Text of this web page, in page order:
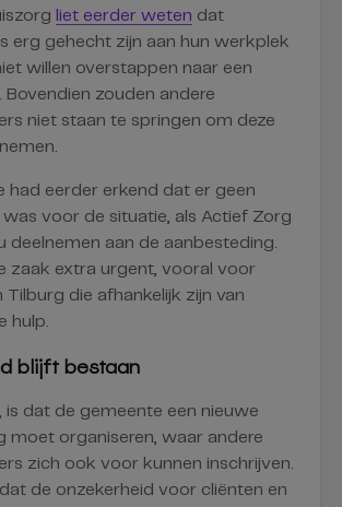
liet eerder weten dat
erg gehecht zijn aan hun werkplek
willen overstappen naar een
Bovendien zouden andere
niet staan te springen om deze
had eerder erkend dat er geen
was voor de situatie, als Actief Zorg
deelnemen aan de aanbesteding.
zaak extra urgent, vooral voor
Tilburg die afhankelijk zijn van
hulp.
blijft bestaan
is dat de gemeente een nieuwe
moet organiseren, waar andere
zich ook voor kunnen inschrijven.
de onzekerheid voor cliënten en